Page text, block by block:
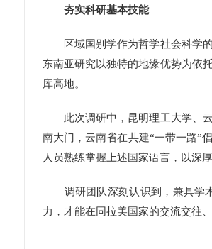
夯实科研基本技能
区域国别学作为哲学社会科学的
东南亚研究以独特的地缘优势为依
库高地。
此次调研中，昆明理工大学、云
南大门，云南省在共建“一带一路”
人员熟练掌握上述国家语言，以深
调研团队深刻认识到，兼具学术
力，才能在同拉美国家的交流交往